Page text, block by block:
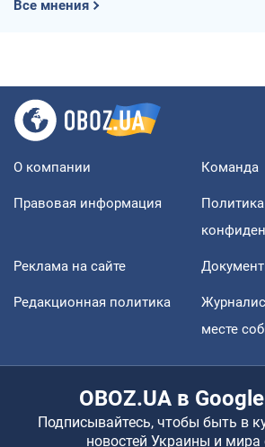
Все мнения
О компании Команда
Правовая информация
Политика
Реклама на сайте
Редакционная политика
месте
OBOZ.UA в
Подписывайтесь, чтобы быть в
новостей Украины и мира